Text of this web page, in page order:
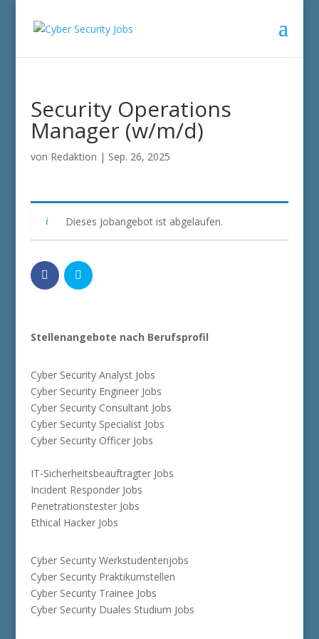
Security Operations
Manager (w/m/d)
von Redaktion | Sep. 26, 2025
Dieses Jobangebot ist abgelaufen.
Stellenangebote nach Berufsprofil
Cyber Security Analyst Jobs
Cyber Security Engineer Jobs
Cyber Security Consultant Jobs
Cyber Security Specialist Jobs
Cyber Security Officer Jobs
IT-Sicherheitsbeauftragter Jobs
Incident Responder Jobs
Penetrationstester Jobs
Ethical Hacker Jobs
Cyber Security Werkstudentenjobs
Cyber Security Praktikumstellen
Cyber Security Trainee Jobs
Cyber Security Duales Studium Jobs